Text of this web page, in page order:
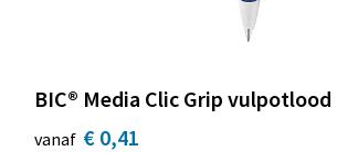
BIC® Media Clic Grip vulpotlood
vanaf € 0,41